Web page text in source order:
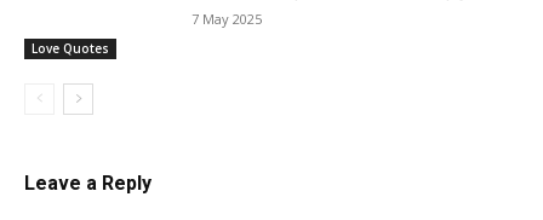
Love Quotes
7 May 2025
Leave a Reply